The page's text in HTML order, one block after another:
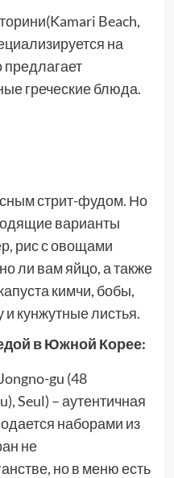
Beach,
на
предлагает
греческие блюда.
стрит-фудом. Но
варианты
рис с овощами
ли вам яйцо, а также
кимчи, бобы,
кунжутные листья.
в Южной Корее:
gu (48
Seul) – аутентичная
наборами из
не
но в меню есть